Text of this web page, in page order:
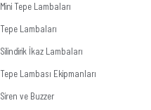
Mini Tepe Lambaları
Tepe Lambaları
Silindirik İkaz Lambaları
Tepe Lambası Ekipmanları
Siren ve Buzzer